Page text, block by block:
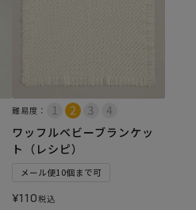
難易度：
ワッフルベビーブランケッ
ト（レシピ）
メール便10個まで可
¥110税込